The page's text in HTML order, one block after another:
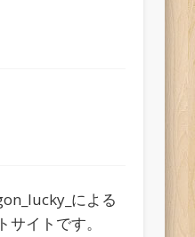
による
サイトです。